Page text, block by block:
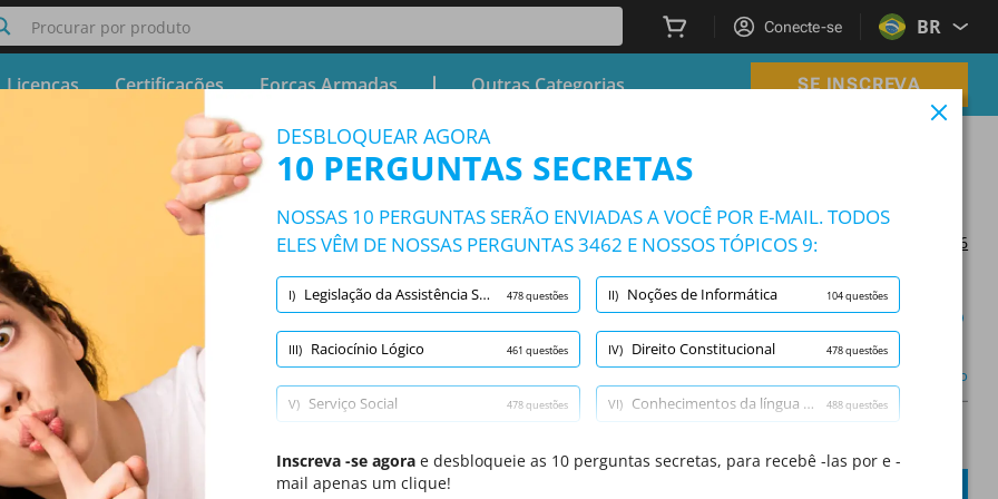
Procurar por produto Conecte-se BR
Licenças Certificações Forças Armadas Outras Categorias SE INSCREVA
Concurso INSS Analista do Seguro Social
Teste gratuito - Simulador Concurso INSS Analista do Seguro Social
10/3462 Perguntas 9 tópicos e 3462 perguntas Atualizado em 2025/09/06
Randomizado Modo aprendizado
Outro
DESBLOQUEAR AGORA
10 PERGUNTAS SECRETAS
NOSSAS 10 PERGUNTAS SERÃO ENVIADAS A VOCÊ POR E-MAIL. TODOS
ELES VÊM DE NOSSAS PERGUNTAS 3462 E NOSSOS TÓPICOS 9:
I) Legislação da Assistência Social, Saúde do Trabalhador e da Pessoa com Deficiência 478 questões II) Noções de Informática 104 questões
III) Raciocínio Lógico 461 questões IV) Direito Constitucional 478 questões
V) Serviço Social 478 questões VI) Conhecimentos da língua portuguesa 488 questões
VII) Legislação Previdenciária 478 questões VIII) Perguntas Gratuitas 15 questões
Inscreva -se agora e desbloqueie as 10 perguntas secretas, para recebê -las por e -
mail apenas um clique!